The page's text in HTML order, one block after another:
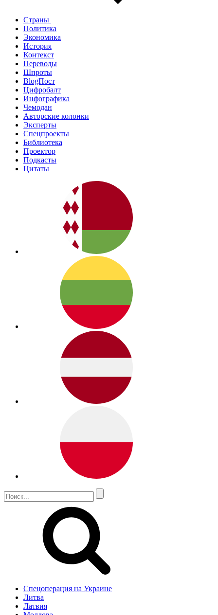
Страны
Политика
Экономика
История
Контекст
Переводы
Шпроты
BlogПост
Цифробалт
Инфографика
Чемодан
Авторские колонки
Эксперты
Спецпроекты
Библиотека
Проектор
Подкасты
Цитаты
Спецоперация на Украине
Литва
Латвия